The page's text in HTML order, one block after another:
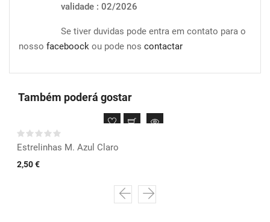
validade : 02/2026
Se tiver duvidas pode entra em contato para o
nosso faceboock ou pode nos contactar
Também poderá gostar
Estrelinhas M. Azul Claro
2,50 €